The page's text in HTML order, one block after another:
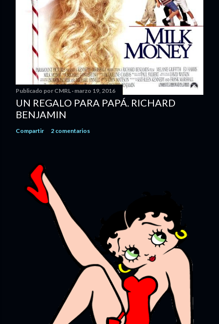
Publicado por CMRL marzo 19, 2016
UN REGALO PARA PAPÁ. RICHARD
BENJAMIN
Compartir 2 comentarios